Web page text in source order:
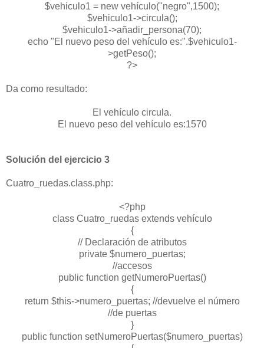
$vehiculo1 = new vehículo("negro",1500);
$vehiculo1->circula();
$vehiculo1->añadir_persona(70);
echo "El nuevo peso del vehículo es:".$vehiculo1-
>getPeso();
?>
Da como resultado:
El vehículo circula.
El nuevo peso del vehículo es:1570
Solución del ejercicio 3
Cuatro_ruedas.class.php:
<?php
class Cuatro_ruedas extends vehículo
{
// Declaración de atributos
private $numero_puertas;
//accesos
public function getNumeroPuertas()
{
return $this->numero_puertas; //devuelve el número
//de puertas
}
public function setNumeroPuertas($numero_puertas)